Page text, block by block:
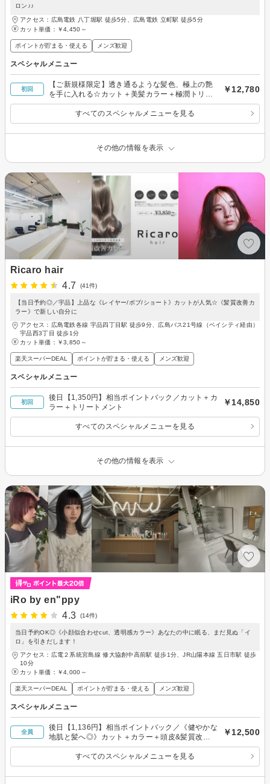
ロン♪♪
アクセス：広島電鉄 八丁堀駅 徒歩5分、広島電鉄 立町駅 徒歩5分
カット単価： ￥4,450～
ポイントが貯まる・使える メンズ歓迎
スペシャルメニュー
初回
【ご新規様限定】透き通るような髪色、極上の艶
を手に入れる☆カット＋美髪カラー＋極潤トリー
トメント
￥12,780
すべてのスペシャルメニューを見る
その他の情報を表示
Ricaro hair
4.7
(41件)
【当日予約◎／宇品】上品な《レイヤー/ボブ/ショート》カットが人気☆《髪質改善カ
ラー》で新しい自分に
アクセス：広島電鉄各線 宇品四丁目駅 徒歩9分、広島バス21号線（ベイシティ経由）
宇品西3丁目 徒歩1分
カット単価： ￥3,850～
楽天スーパーDEAL ポイントが貯まる・使える メンズ歓迎
スペシャルメニュー
初回
後日【1,350円】相当ポイントバック／カット＋カ
ラー＋トリートメント
￥14,850
すべてのスペシャルメニューを見る
その他の情報を表示
iRo by en"ppy
4.3
(14件)
当日予約OK◎《小顔似合わせcut、透明感カラー》あなたの中に眠る、まだ見ぬ「イ
ロ」を引きだします！
アクセス：広電２系統宮島線 修大協創中高前駅 徒歩1分、JR山陽本線 五日市駅 徒歩
10分
カット単価： ￥4,000～
楽天スーパーDEAL ポイントが貯まる・使える メンズ歓迎
スペシャルメニュー
全員
後日【1,136円】相当ポイントバック／《健やかな
地肌と髪へ◎》カット＋カラー＋頭皮&髪質改善
スパトリートメント
￥12,500
すべてのスペシャルメニューを見る